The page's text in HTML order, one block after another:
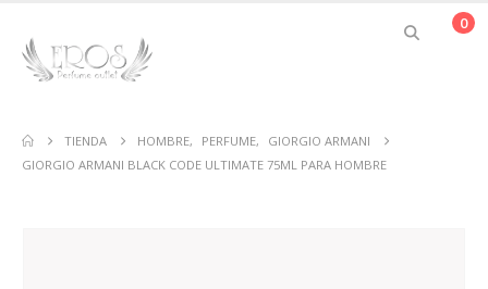
0
TIENDA HOMBRE, PERFUME,
GIORGIO ARMANI
GIORGIO ARMANI BLACK CODE ULTIMATE 75ML PARA HOMBRE